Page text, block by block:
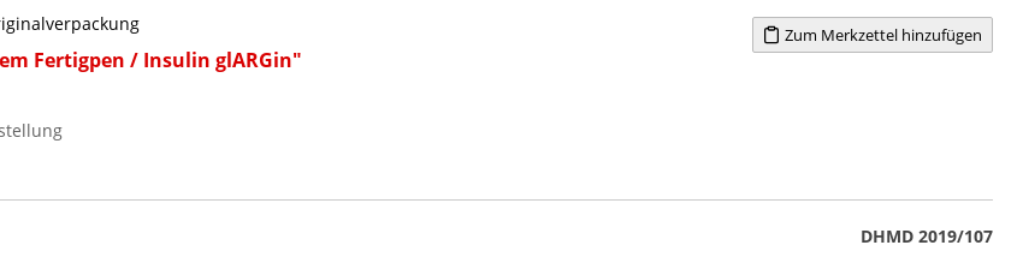
Fertigpen / Insulin glARGin"
Zum Merkzettel hinzufügen
DHMD 2019/107